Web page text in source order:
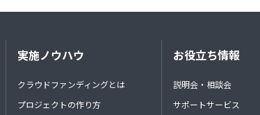
実施ノウハウ
クラウドファンディングとは
プロジェクトの作り方
お役立ち情報
説明会・相談会
サポートサービス